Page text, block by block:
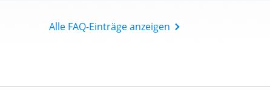
Alle FAQ-Einträge anzeigen